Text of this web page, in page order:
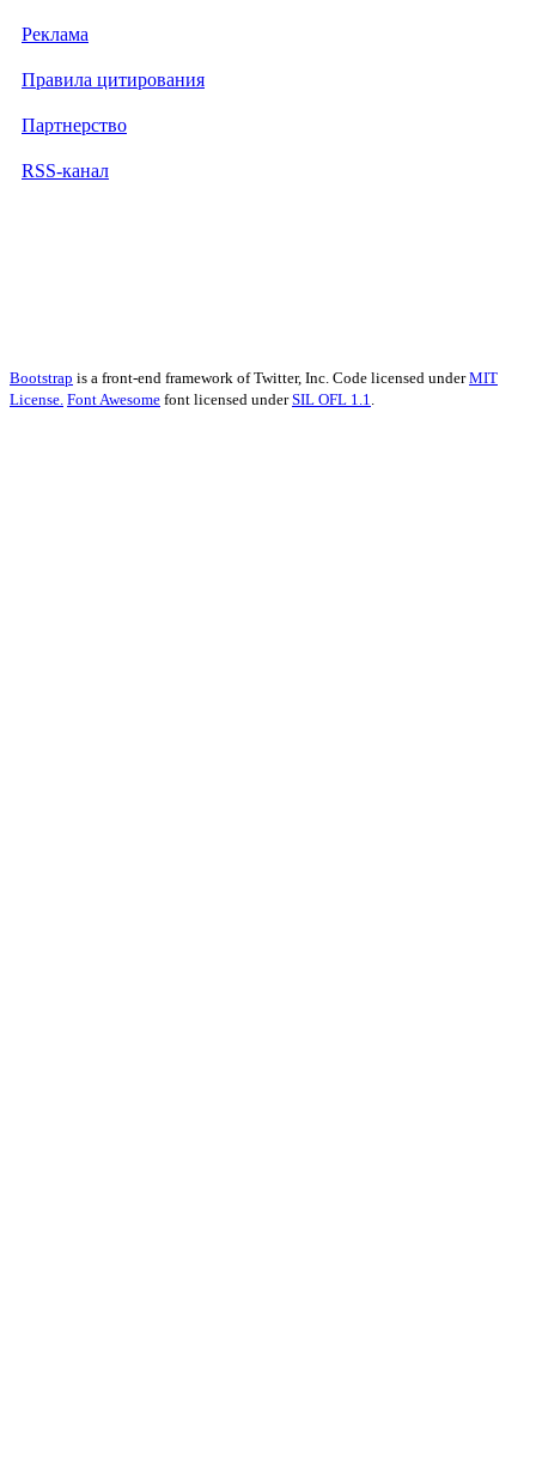
Реклама
Правила цитирования
Партнерство
RSS-канал
Bootstrap is a front-end framework of Twitter, Inc. Code licensed underMIT
License. Font Awesome font licensed underSIL OFL 1.1